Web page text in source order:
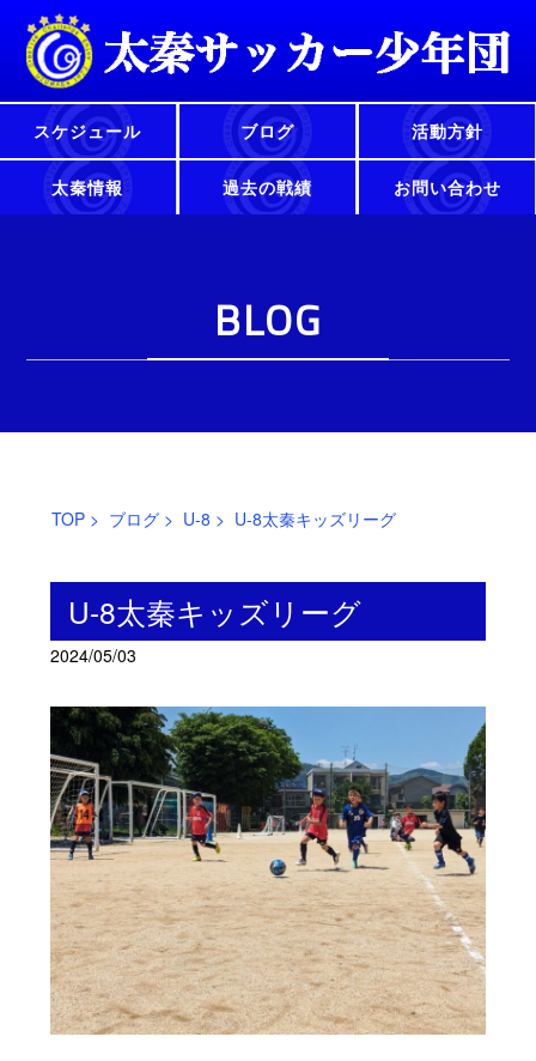
スケジュール ブログ 活動方針
太秦情報 過去の戦績 お問い合わせ
BLOG
TOP> ブログ> U-8 > U-8太秦キッズリーグ
U-8太秦キッズリーグ
2024/05/03